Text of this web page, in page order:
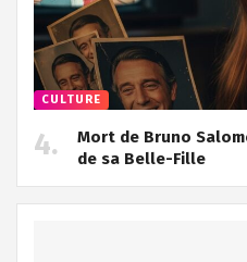
CULTURE
Mort de Bruno
de sa Belle-Fille